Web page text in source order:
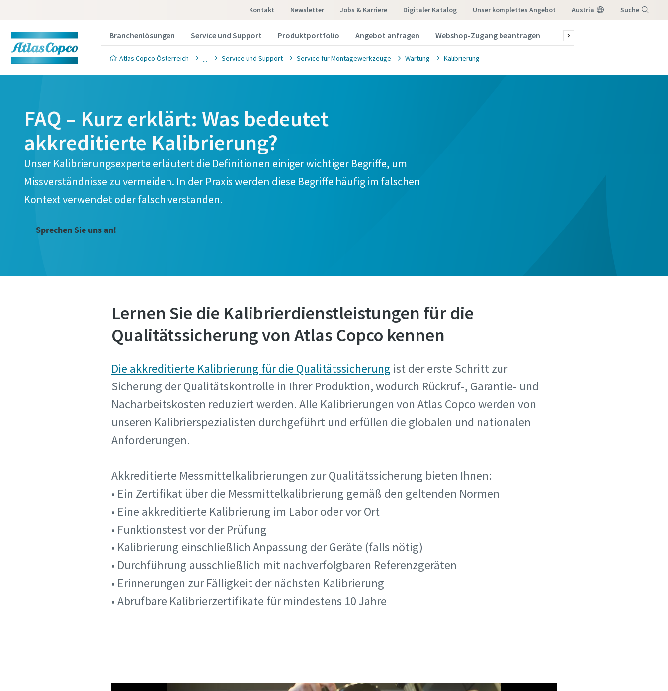
Kontakt Newsletter Jobs & Karriere Digitaler Katalog Unser komplettes Angebot Austria Suche
Branchenlösungen Service und Support Produktportfolio Angebot anfragen Webshop-Zugang beantragen News & Stories
Atlas Copco Österreich Service und Support Service für Montagewerkzeuge Wartung Kalibrierung
FAQ – Kurz erklärt: Was bedeutet
akkreditierte Kalibrierung?
Unser Kalibrierungsexperte erläutert die Definitionen einiger wichtiger Begriffe, um
Missverständnisse zu vermeiden. In der Praxis werden diese Begriffe häufig im falschen
Kontext verwendet oder falsch verstanden.
Sprechen Sie uns an!
Lernen Sie die Kalibrierdienstleistungen für die
Qualitätssicherung von Atlas Copco kennen
Die akkreditierte Kalibrierung für die Qualitätssicherung ist der erste Schritt zur
Sicherung der Qualitätskontrolle in Ihrer Produktion, wodurch Rückruf-, Garantie- und
Nacharbeitskosten reduziert werden. Alle Kalibrierungen von Atlas Copco werden von
unseren Kalibrierspezialisten durchgeführt und erfüllen die globalen und nationalen
Anforderungen.
Akkreditierte Messmittelkalibrierungen zur Qualitätssicherung bieten Ihnen:
• Ein Zertifikat über die Messmittelkalibrierung gemäß den geltenden Normen
• Eine akkreditierte Kalibrierung im Labor oder vor Ort
• Funktionstest vor der Prüfung
• Kalibrierung einschließlich Anpassung der Geräte (falls nötig)
• Durchführung ausschließlich mit nachverfolgbaren Referenzgeräten
• Erinnerungen zur Fälligkeit der nächsten Kalibrierung
• Abrufbare Kalibrierzertifikate für mindestens 10 Jahre